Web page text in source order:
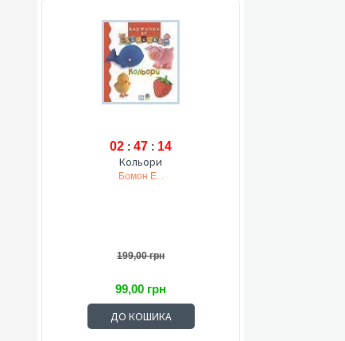
02 : 47 : 13
Кольори
Бомон Е. .
199,00 грн
99,00 грн
ДО КОШИКА